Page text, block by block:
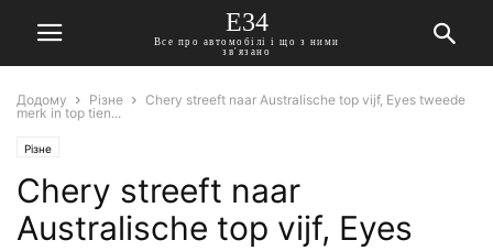
E34
Все про автомобілі і що з ними
зв'язано
Додому Різне
Chery streeft naar Australische top vijf, Eyes tweede
merk in top tien...
Різне
Chery streeft naar
Australische top vijf, Eyes